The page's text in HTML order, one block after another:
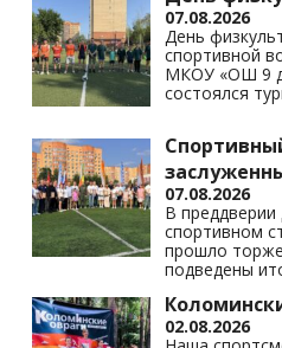
ni
ki
07.08.2026
День
спортивной
МКОУ «ОШ 9
состоялся
07.08.2026
В преддверии
спортивном
прошло
подведены
02.08.2026